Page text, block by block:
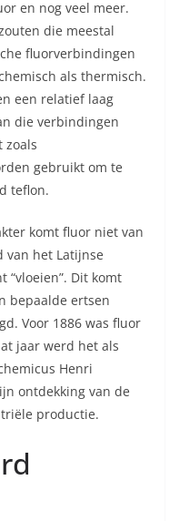
en nog veel meer.
die meestal
fluorverbindingen
als thermisch.
een relatief laag
die verbindingen
zoals
gebruikt om te
teflon.
komt fluor niet van
van het Latijnse
“vloeien”. Dit komt
bepaalde ertsen
Voor 1886 was fluor
jaar werd het als
Henri
ontdekking van de
productie.